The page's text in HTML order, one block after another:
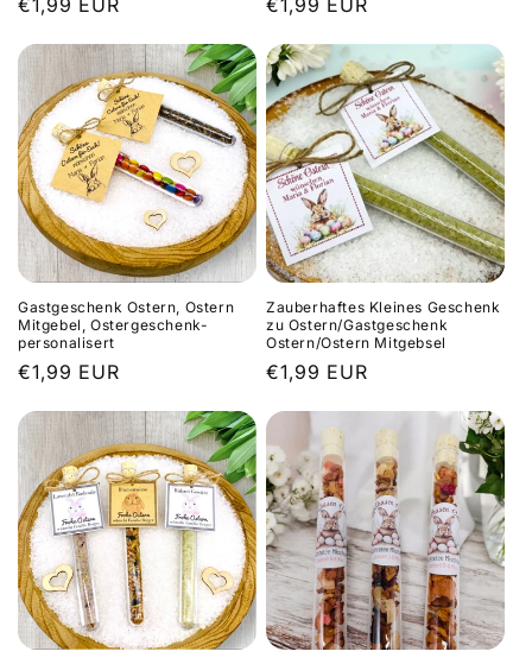
Normaler
€1,99 EUR
Normaler
€1,99 EUR
Gastgeschenk Ostern, Ostern
Mitgebel, Ostergeschenk-
personalisert
Normaler
€1,99 EUR
Zauberhaftes Kleines Geschenk
zu Ostern/Gastgeschenk
Ostern/Ostern Mitgebsel
Normaler
€1,99 EUR